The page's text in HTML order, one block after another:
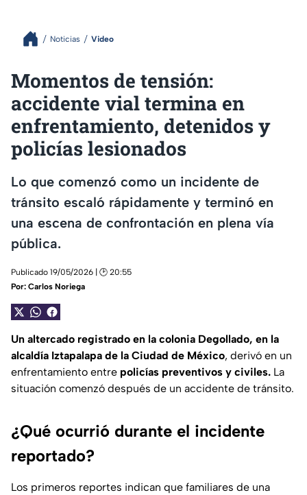
Noticias Video
Momentos de tensión:
accidente vial termina en
enfrentamiento, detenidos y
policías lesionados
Lo que comenzó como un incidente de
tránsito escaló rápidamente y terminó en
una escena de confrontación en plena vía
pública.
Publicado 19/05/2026 | 🕑 20:55
Por: Carlos Noriega
Un altercado registrado en la colonia Degollado, en la
alcaldía Iztapalapa de la Ciudad de México, derivó en un
enfrentamiento entre policías preventivos y civiles. La
situación comenzó después de un accidente de tránsito.
¿Qué ocurrió durante el incidente
reportado?
Los primeros reportes indican que familiares de una